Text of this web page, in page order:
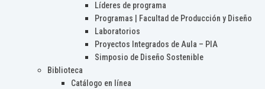
Líderes de programa
Programas | Facultad de Producción y Diseño
Laboratorios
Proyectos Integrados de Aula – PIA
Simposio de Diseño Sostenible
Biblioteca
Catálogo en línea